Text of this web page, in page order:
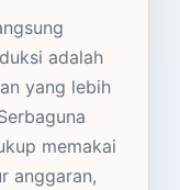
adalah
yang lebih
memakai
anggaran,